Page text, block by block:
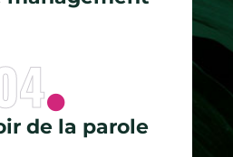
de la parole